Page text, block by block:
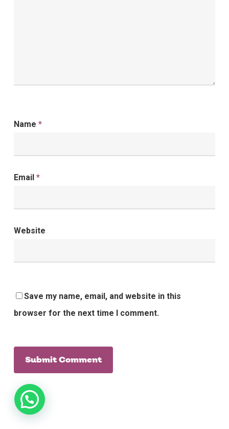
Name *
Email *
Website
Save my name, email, and website in this
browser for the next time I comment.